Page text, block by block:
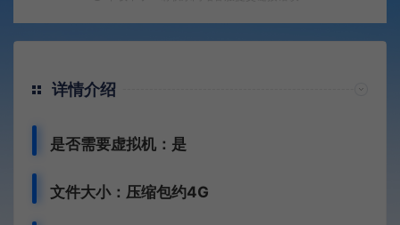
详情介绍
是否需要虚拟机：是
文件大小：压缩包约4G